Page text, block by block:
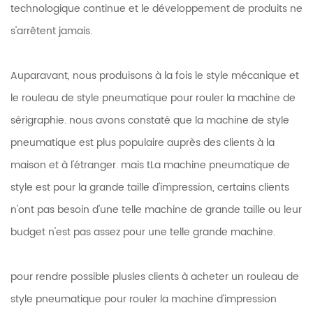
technologique continue et le développement de produits ne
s'arrêtent jamais.
Auparavant, nous produisons à la fois le style mécanique et
le rouleau de style pneumatique pour rouler la machine de
sérigraphie. nous avons constaté que la machine de style
pneumatique est plus populaire auprès des clients à la
maison et à l'étranger. mais tLa machine pneumatique de
style est pour la grande taille d'impression, certains clients
n'ont pas besoin d'une telle machine de grande taille ou leur
budget n'est pas assez pour une telle grande machine.
pour rendre possible plusles clients à acheter un rouleau de
style pneumatique pour rouler la machine d'impression